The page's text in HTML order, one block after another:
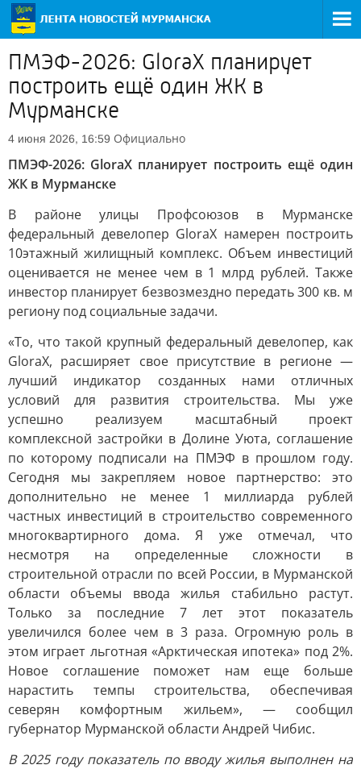
ПМЭФ-2026: GloraX планирует
построить ещё один ЖК в
Мурманске
4 июня 2026, 16:59 Официально
ПМЭФ-2026: GloraX планирует построить ещё один
ЖК в Мурманске
В районе улицы Профсоюзов в Мурманске
федеральный девелопер GloraX намерен построить
10этажный жилищный комплекс. Объем инвестиций
оценивается не менее чем в 1 млрд рублей. Также
инвестор планирует безвозмездно передать 300 кв. м
региону под социальные задачи.
«То, что такой крупный федеральный девелопер, как
GloraX, расширяет свое присутствие в регионе —
лучший индикатор созданных нами отличных
условий для развития строительства. Мы уже
успешно реализуем масштабный проект
комплексной застройки в Долине Уюта, соглашение
по которому подписали на ПМЭФ в прошлом году.
Сегодня мы закрепляем новое партнерство: это
дополнительно не менее 1 миллиарда рублей
частных инвестиций в строительство современного
многоквартирного дома. Я уже отмечал, что
несмотря на определенные сложности в
строительной отрасли по всей России, в Мурманской
области объемы ввода жилья стабильно растут.
Только за последние 7 лет этот показатель
увеличился более чем в 3 раза. Огромную роль в
этом играет льготная «Арктическая ипотека» под 2%.
Новое соглашение поможет нам еще больше
нарастить темпы строительства, обеспечивая
северян комфортным жильем», — сообщил
губернатор Мурманской области Андрей Чибис.
В 2025 году показатель по вводу жилья выполнен на